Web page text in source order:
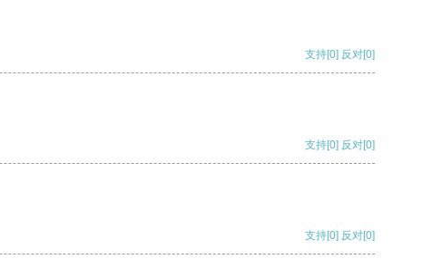
支持[0] 反对[0]
支持[0] 反对[0]
支持[0] 反对[0]